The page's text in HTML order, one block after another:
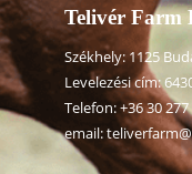
Telivér Farm
Székhely: 1125
Levelezési cím:
Telefon:+36 30
email: